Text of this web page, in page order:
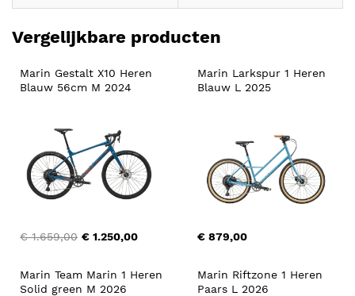
Vergelijkbare producten
Marin Gestalt X10 Heren
Blauw 56cm M 2024
€ 1.659,00 € 1.250,00
Marin Larkspur 1 Heren
Blauw L 2025
€ 879,00
Marin Team Marin 1 Heren
Solid green M 2026
Marin Riftzone 1 Heren
Paars L 2026